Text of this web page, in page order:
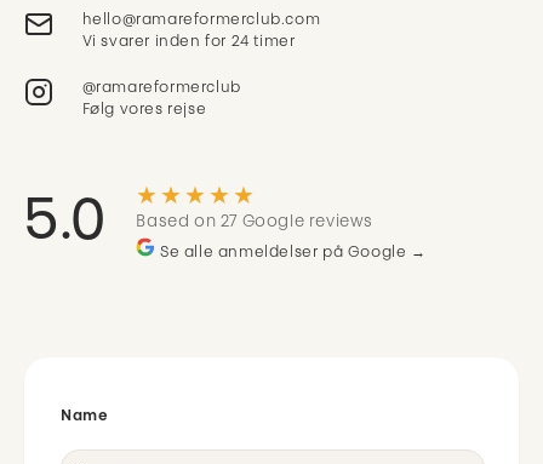
Vi svarer inden for 24 timer
@ramareformerclub
Følg vores rejse
5.0 ★★★★★
Based on 27 Google reviews
Se alle anmeldelser på Google →
Name